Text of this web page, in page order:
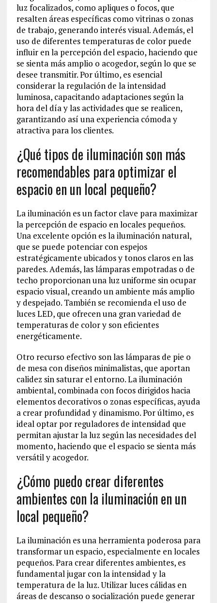
luz focalizados, como apliques o focos, que
resalten áreas específicas como vitrinas o zonas
de trabajo, generando interés visual. Además, el
uso de diferentes temperaturas de color puede
influir en la percepción del espacio, haciendo que
se sienta más amplio o acogedor, según lo que se
desee transmitir. Por último, es esencial
considerar la regulación de la intensidad
luminosa, capacitando adaptaciones según la
hora del día y las actividades que se realicen,
garantizando así una experiencia cómoda y
atractiva para los clientes.
¿Qué tipos de iluminación son más
recomendables para optimizar el
espacio en un local pequeño?
La iluminación es un factor clave para maximizar
la percepción de espacio en locales pequeños.
Una excelente opción es la iluminación natural,
que se puede potenciar con espejos
estratégicamente ubicados y tonos claros en las
paredes. Además, las lámparas empotradas o de
techo proporcionan una luz uniforme sin ocupar
espacio visual, creando un ambiente más amplio
y despejado. También se recomienda el uso de
luces LED, que ofrecen una gran variedad de
temperaturas de color y son eficientes
energéticamente.
Otro recurso efectivo son las lámparas de pie o
de mesa con diseños minimalistas, que aportan
calidez sin saturar el entorno. La iluminación
ambiental, combinada con focos dirigidos hacia
elementos decorativos o zonas específicas, ayuda
a crear profundidad y dinamismo. Por último, es
ideal optar por reguladores de intensidad que
permitan ajustar la luz según las necesidades del
momento, haciendo que el espacio se sienta más
versátil y acogedor.
¿Cómo puedo crear diferentes
ambientes con la iluminación en un
local pequeño?
La iluminación es una herramienta poderosa para
transformar un espacio, especialmente en locales
pequeños. Para crear diferentes ambientes, es
fundamental jugar con la intensidad y la
temperatura de la luz. Utilizar luces cálidas en
áreas de descanso o socialización puede generar